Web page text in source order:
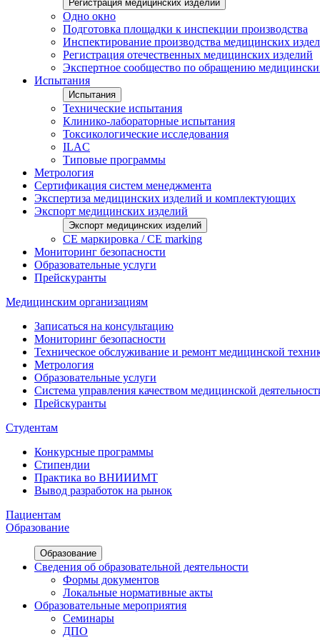
Регистрация медицинских изделий
Одно окно
Подготовка площадки к инспекции производства
Инспектирование производства медицинских
Регистрация отечественных медицинских изделий
Экспертное сообщество по обращению
Испытания
Испытания
Технические испытания
Клинико-лабораторные испытания
Токсикологические исследования
ILAС
Типовые программы
Метрология
Сертификация систем менеджмента
Экспертиза медицинских изделий и комплектующих
Экспорт медицинских изделий
Экспорт медицинских изделий
CE маркировка / CE marking
Мониторинг безопасности
Образовательные услуги
Прейскуранты
Медицинским организациям
Записаться на консультацию
Мониторинг безопасности
Техническое обслуживание и ремонт медицинской
Метрология
Образовательные услуги
Система управления качеством медицинской
Прейскуранты
Студентам
Конкурсные программы
Стипендии
Практика во ВНИИИМТ
Вывод разработок на рынок
Пациентам
Образование
Образование
Сведения об образовательной деятельности
Формы документов
Локальные нормативные акты
Образовательные мероприятия
Семинары
ДПО